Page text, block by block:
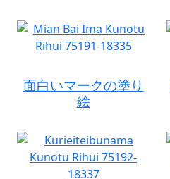
面白いマークの塗り
絵